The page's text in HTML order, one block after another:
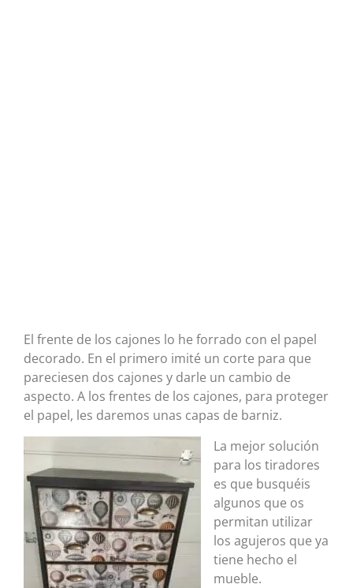
El frente de los cajones lo he forrado con el papel
decorado. En el primero imité un corte para que
pareciesen dos cajones y darle un cambio de
aspecto. A los frentes de los cajones, para proteger
el papel, les daremos unas capas de barniz.
La mejor solución
para los tiradores
es que busquéis
algunos que os
permitan utilizar
los agujeros que ya
tiene hecho el
mueble.